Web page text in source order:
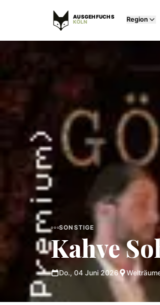
AUSGEHFUCHS
KÖLN
Region
SONSTIGE
Kahve
Do., 04 Juni 2026